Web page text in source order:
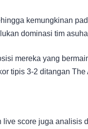
kemungkinan
dominasi tim
mereka yang
tipis 3-2 ditangan The
live score juga analisis